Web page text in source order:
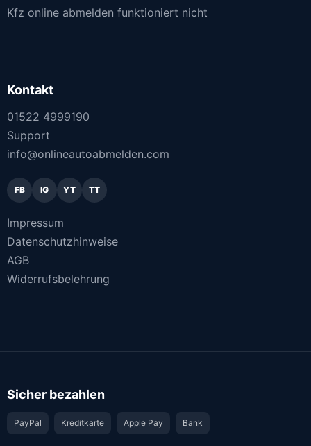
Kfz online abmelden funktioniert nicht
Kontakt
01522 4999190
Support
info@onlineautoabmelden.com
FB IG YT TT
Impressum
Datenschutzhinweise
AGB
Widerrufsbelehrung
Sicher bezahlen
PayPal Kreditkarte Apple Pay Bank